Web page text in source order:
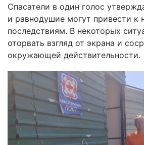
Спасатели в один голос
и равнодушие могут привести к
последствиям. В некоторых
оторвать взгляд от экрана и
окружающей действительности.